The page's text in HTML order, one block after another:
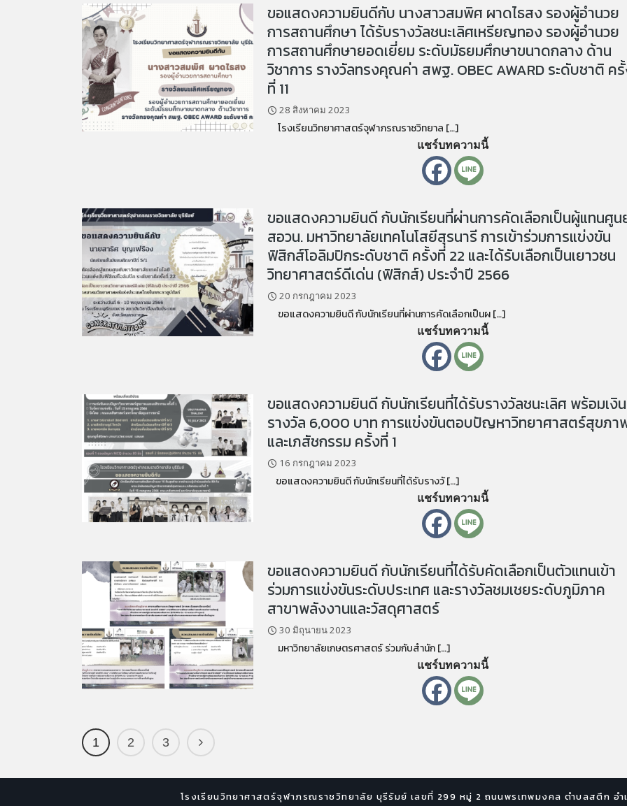
ขอแสดงความยินดีกับ นางสาวสมพิศ ผาดไธสง รองผู้อำนวย
การสถานศึกษา ได้รับรางวัลชนะเลิศเหรียญทอง รองผู้อำนวย
การสถานศึกษายอดเยี่ยม ระดับมัธยมศึกษาขนาดกลาง ด้าน
วิชาการ รางวัลทรงคุณค่า สพฐ. OBEC AWARD ระดับชาติ ค
ที่ 11
28 สิงหาคม 2023
โรงเรียนวิทยาศาสตร์จุฬาภรณราชวิทยาล […]
แชร์บทความนี้
ขอแสดงความยินดี กับนักเรียนที่ผ่านการคัดเลือกเป็นผู้แทนศูน
สอวน. มหาวิทยาลัยเทคโนโสยีสุรนารี การเข้าร่วมการแข่งขัน
ฟิสิกส์โอลิมปิกระดับชาติ ครั้งที่ 22 และได้รับเลือกเป็นเยาวชน
วิทยาศาสตร์ดีเด่น (ฟิสิกส์) ประจำปี 2566
20 กรกฎาคม 2023
ขอแสดงความยินดี กับนักเรียนที่ผ่านการคัดเลือกเป็นผ […]
แชร์บทความนี้
ขอแสดงความยินดี กับนักเรียนที่ได้รับรางวัลชนะเลิศ พร้อมเงิน
รางวัล 6,000 บาท การแข่งขันตอบปัญหาวิทยาศาสตร์สุขภา
และเภสัชกรรม ครั้งที่ 1
16 กรกฎาคม 2023
ขอแสดงความยินดี กับนักเรียนที่ได้รับรางวั […]
แชร์บทความนี้
ขอแสดงความยินดี กับนักเรียนที่ได้รับคัดเลือกเป็นตัวแทนเข้า
ร่วมการแข่งขันระดับประเทศ และรางวัลชมเชยระดับภูมิภาค
สาขาพลังงานและวัสดุศาสตร์
30 มิถุนายน 2023
มหาวิทยาลัยเกษตรศาสตร์ ร่วมกับสำนัก […]
แชร์บทความนี้
1 2 3
โรงเรียนวิทยาศาสตร์จุฬาภรณราชวิทยาลัย บุรีรัมย์ เลขที่ 299 หมู่ 2 ถนนพรเทพมงคล ตำบลสตึก อ